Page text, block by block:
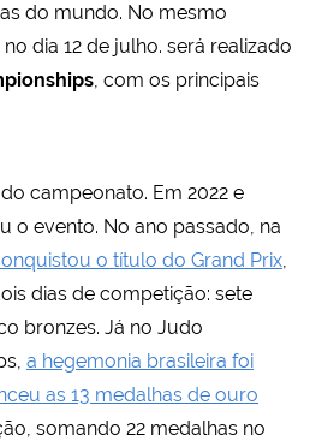
do mundo. No mesmo
dia 12 de julho. será realizado
, com os principais
campeonato. Em 2022 e
o evento. No ano passado, na
o título do Grand Prix,
dias de competição: sete
bronzes. Já no Judo
a hegemonia brasileira foi
as 13 medalhas de ouro
somando 22 medalhas no